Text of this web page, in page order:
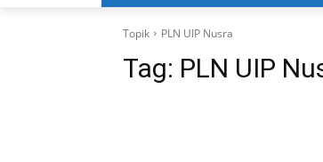
Topik PLN UIP Nusra
Tag: PLN UIP